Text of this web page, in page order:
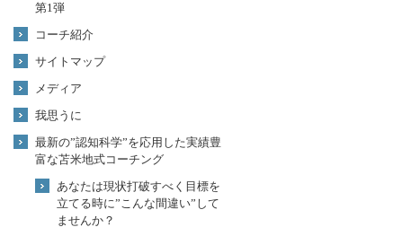
第1弾
コーチ紹介
サイトマップ
メディア
我思うに
最新の”認知科学”を応用した実績豊
富な苫米地式コーチング
あなたは現状打破すべく目標を
立てる時に”こんな間違い”して
ませんか？